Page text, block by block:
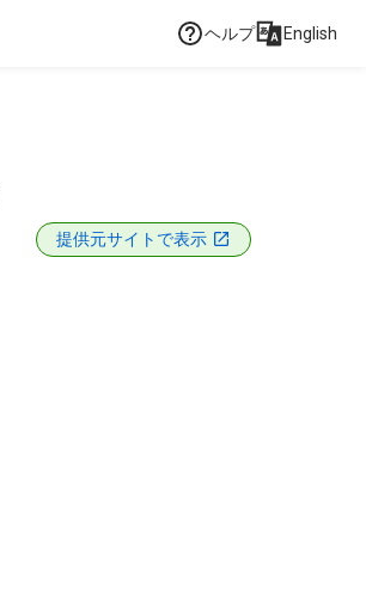
ヘルプ English
提供元サイトで表示